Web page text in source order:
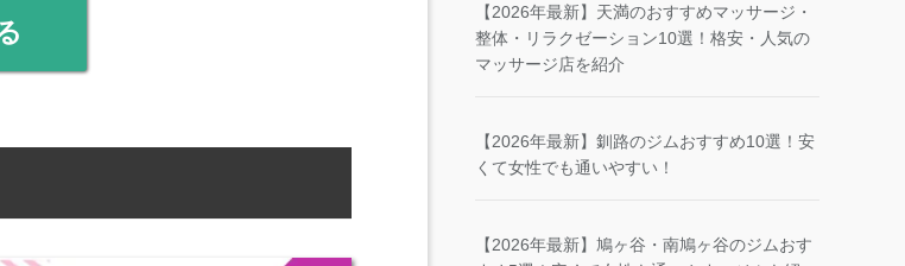
【2026年最新】天満のおすすめマッサージ・
整体・リラクゼーション10選！格安・人気の
マッサージ店を紹介
【2026年最新】釧路のジムおすすめ10選！安
くて女性でも通いやすい！
【2026年最新】鳩ヶ谷・南鳩ヶ谷のジムおす